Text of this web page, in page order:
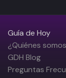
Guía de Hoy
¿Quiénes
GDH Blog
Preguntas